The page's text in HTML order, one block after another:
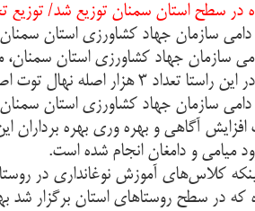
در سطح استان سمنان توزیع شد/ توزیع
دامی سازمان جهاد کشاورزی استان
سازمان جهاد کشاورزی استان
(کن موچی) به صورت رایگان بین متقاضیان توزیع شده است.
دامی سازمان جهاد کشاورزی استان
آگاهی و بهره وری بهره برداران
میامی و دامغان انجام شده است.
کلاس‌های آموزش نوغانداری در
در سطح روستاهای استان برگزار شد